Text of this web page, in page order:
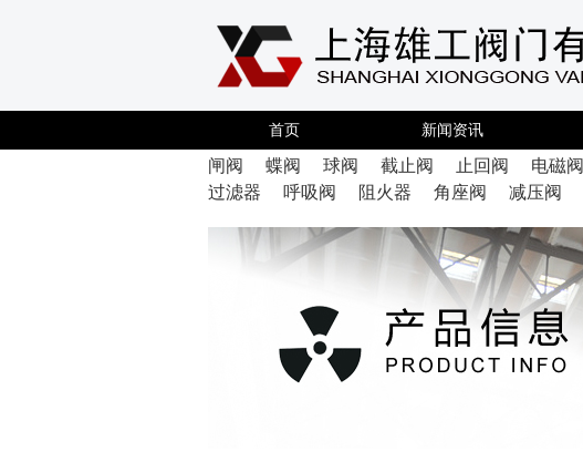
首页 新闻资讯
闸阀 蝶阀 球阀 截止阀 止回阀 电磁阀
过滤器
呼吸阀 阻火器 角座阀 减压阀